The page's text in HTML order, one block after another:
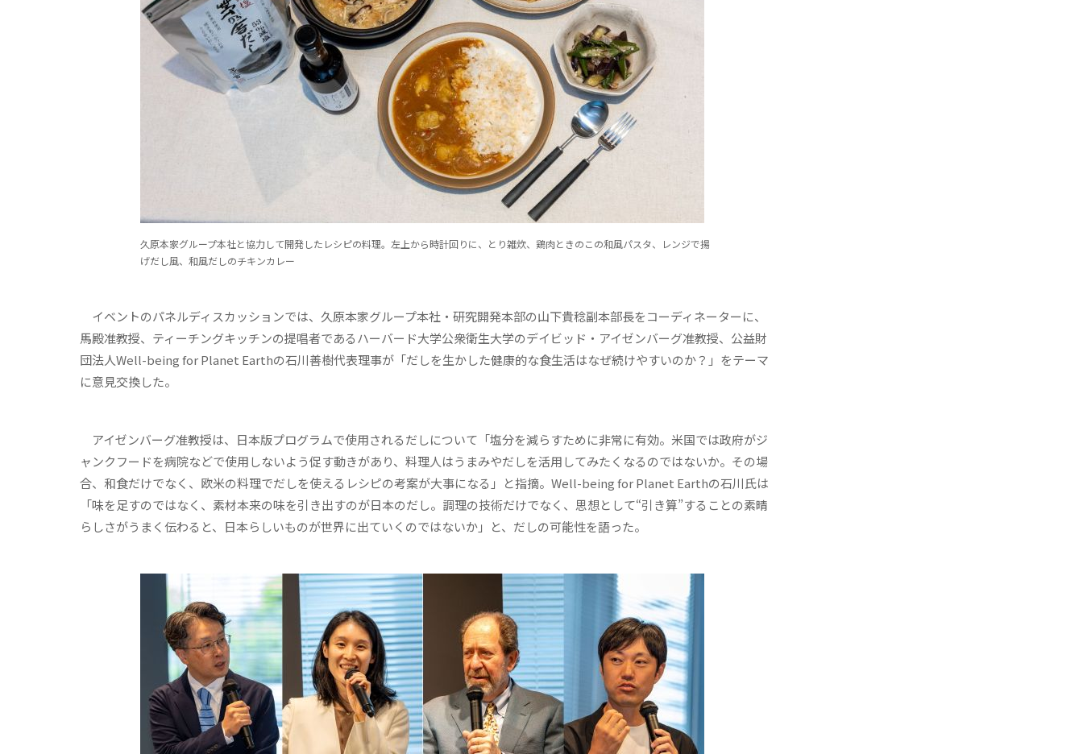
久原本家グループ本社と協力して開発したレシピの料理。左上から時計回りに、とり雑炊、鶏肉ときのこの和風パスタ、レンジで揚
げだし風、和風だしのチキンカレー
イベントのパネルディスカッションでは、久原本家グループ本社・研究開発本部の山下貴稔副本部長をコーディネーターに、
馬殿准教授、ティーチングキッチンの提唱者であるハーバード大学公衆衛生大学のデイビッド・アイゼンバーグ准教授、公益財
団法人Well-being for Planet Earthの石川善樹代表理事が「だしを生かした健康的な食生活はなぜ続けやすいのか？」をテーマ
に意見交換した。
アイゼンバーグ准教授は、日本版プログラムで使用されるだしについて「塩分を減らすために非常に有効。米国では政府がジ
ャンクフードを病院などで使用しないよう促す動きがあり、料理人はうまみやだしを活用してみたくなるのではないか。その場
合、和食だけでなく、欧米の料理でだしを使えるレシピの考案が大事になる」と指摘。Well-being for Planet Earthの石川氏は
「味を足すのではなく、素材本来の味を引き出すのが日本のだし。調理の技術だけでなく、思想として“引き算”することの素晴
らしさがうまく伝わると、日本らしいものが世界に出ていくのではないか」と、だしの可能性を語った。